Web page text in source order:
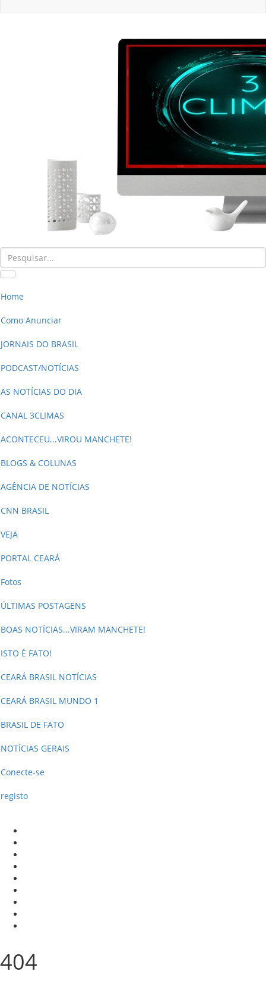
Home
Como Anunciar
JORNAIS DO BRASIL
PODCAST/NOTÍCIAS
AS NOTÍCIAS DO DIA
CANAL 3CLIMAS
ACONTECEU...VIROU MANCHETE!
BLOGS & COLUNAS
AGÊNCIA DE NOTÍCIAS
CNN BRASIL
VEJA
PORTAL CEARÁ
Fotos
ÚLTIMAS POSTAGENS
BOAS NOTÍCIAS...VIRAM MANCHETE!
ISTO É FATO!
CEARÁ BRASIL NOTÍCIAS
CEARÁ BRASIL MUNDO 1
BRASIL DE FATO
NOTÍCIAS GERAIS
Conecte-se
registo
404